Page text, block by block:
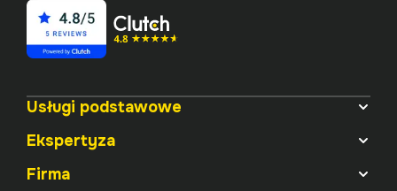
Usługi podstawowe
Ekspertyza
Firma